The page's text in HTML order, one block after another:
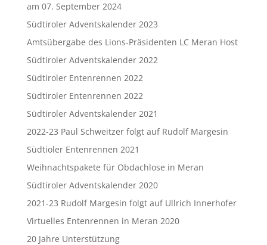
am 07. September 2024
Südtiroler Adventskalender 2023
Amtsübergabe des Lions-Präsidenten LC Meran Host
Südtiroler Adventskalender 2022
Südtiroler Entenrennen 2022
Südtiroler Entenrennen 2022
Südtiroler Adventskalender 2021
2022-23 Paul Schweitzer folgt auf Rudolf Margesin
Südtioler Entenrennen 2021
Weihnachtspakete für Obdachlose in Meran
Südtiroler Adventskalender 2020
2021-23 Rudolf Margesin folgt auf Ullrich Innerhofer
Virtuelles Entenrennen in Meran 2020
20 Jahre Unterstützung